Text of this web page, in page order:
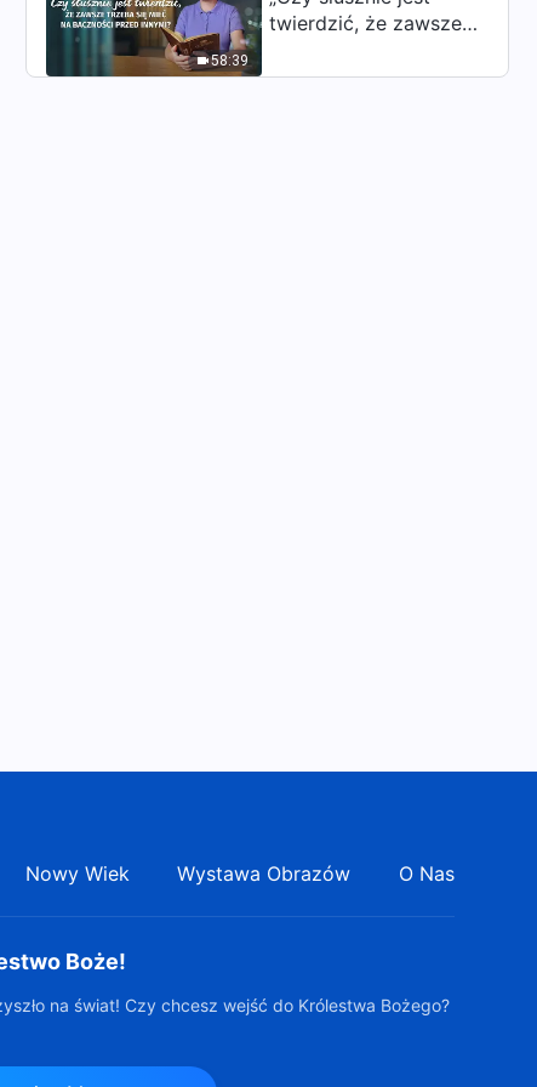
58:39
twierdzić, że zawsze
baczności przed
Nowy Wiek Wystawa Obrazów O Nas
Boże!
na świat! Czy chcesz wejść do Królestwa Bożego?